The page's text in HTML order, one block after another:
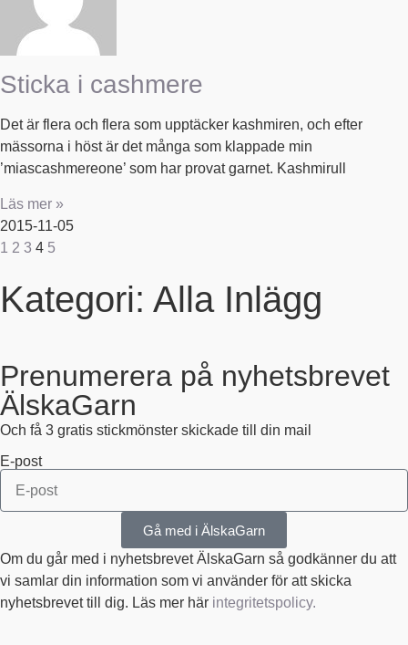
Sticka i cashmere
Det är flera och flera som upptäcker kashmiren, och efter
mässorna i höst är det många som klappade min
’miascashmereone’ som har provat garnet. Kashmirull
Läs mer »
2015-11-05
1 2 3 4 5
Kategori: Alla Inlägg
Prenumerera på nyhetsbrevet
ÄlskaGarn
Och få 3 gratis stickmönster skickade till din mail
E-post
Gå med i ÄlskaGarn
Om du går med i nyhetsbrevet ÄlskaGarn så godkänner du att
vi samlar din information som vi använder för att skicka
nyhetsbrevet till dig. Läs mer här integritetspolicy.